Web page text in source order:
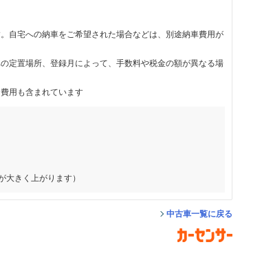
自宅への納車をご希望された場合などは、別途納車費用が
定置場所、登録月によって、手数料や税金の額が異なる場
用も含まれています
大きく上がります）
中古車一覧に戻る